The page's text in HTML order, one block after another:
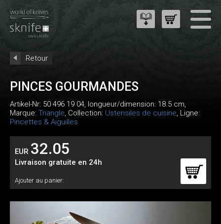
Retour
PINCES GOURMANDES
Artikel-Nr: 50 496 19 04, longueur/dimension: 18.5 cm,
Marque: Triangle, Collection: Ustensiles de cuisine, Ligne:
Pincettes & Aiguilles
EUR 32.05
Livraison gratuite en 24h
Ajouter au panier: